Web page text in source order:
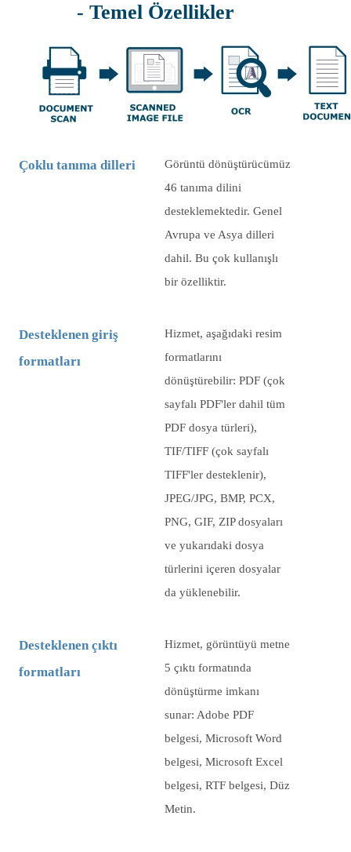
- Temel Özellikler
Çoklu tanıma dilleri
Görüntü dönüştürücümüz
46 tanıma dilini
desteklemektedir. Genel
Avrupa ve Asya dilleri
dahil. Bu çok kullanışlı
bir özelliktir.
Desteklenen giriş
formatları
Hizmet, aşağıdaki resim
formatlarını
dönüştürebilir: PDF (çok
sayfalı PDF'ler dahil tüm
PDF dosya türleri),
TIF/TIFF (çok sayfalı
TIFF'ler desteklenir),
JPEG/JPG, BMP, PCX,
PNG, GIF, ZIP dosyaları
ve yukarıdaki dosya
türlerini içeren dosyalar
da yüklenebilir.
Desteklenen çıktı
formatları
Hizmet, görüntüyü metne
5 çıktı formatında
dönüştürme imkanı
sunar: Adobe PDF
belgesi, Microsoft Word
belgesi, Microsoft Excel
belgesi, RTF belgesi, Düz
Metin.